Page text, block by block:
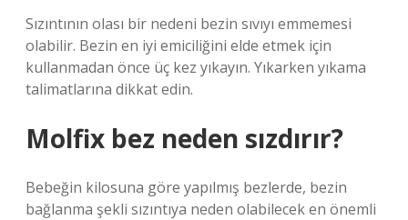
Sızıntının olası bir nedeni bezin sıvıyı emmemesi
olabilir. Bezin en iyi emiciliğini elde etmek için
kullanmadan önce üç kez yıkayın. Yıkarken yıkama
talimatlarına dikkat edin.
Molfix bez neden sızdırır?
Bebeğin kilosuna göre yapılmış bezlerde, bezin
bağlanma şekli sızıntıya neden olabilecek en önemli